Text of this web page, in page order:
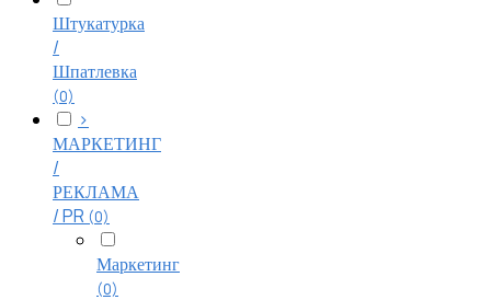
Штукатурка
/
Шпатлевка
(0)
>
МАРКЕТИНГ
/
РЕКЛАМА
/ PR (0)
Маркетинг
(0)